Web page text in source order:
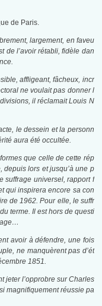
de Paris.
largement, en faveu
de l’avoir rétabli, fidèle dan
affligeant, fâcheux, incr
ne voulait pas donner l
il réclamait Louis N
le dessein et la personn
aura été occultée.
que celle de cette rép
depuis lors et jusqu’à une p
suffrage universel, rapport f
qui inspirera encore sa con
de 1962. Pour elle, le suffr
terme. Il est hors de questi
avoir à défendre, une fois
ne manquèrent pas d’ét
1851.
jeter l’opprobre sur Charles
magnifiquement réussie pa